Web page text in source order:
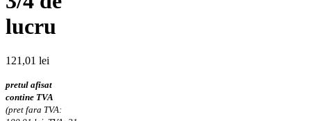
lucru
121,01 lei
pretul afisat
contine TVA
(pret fara TVA: